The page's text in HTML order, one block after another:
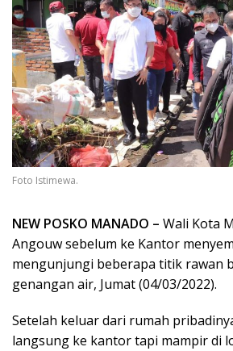
Foto Istimewa.
NEW POSKO MANADO – Wali Kota
Angouw sebelum ke Kantor
mengunjungi beberapa titik rawan
genangan air, Jumat (04/03/2022).
Setelah keluar dari rumah
langsung ke kantor tapi mampir di